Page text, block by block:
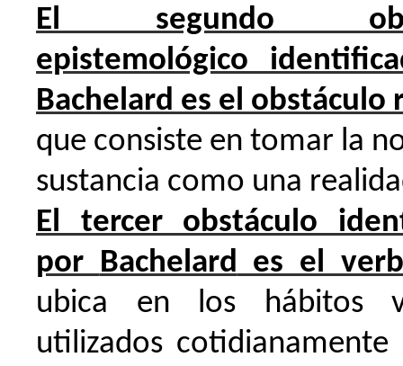
El segundo
epistemológico
Bachelard es el obstáculo
que consiste en tomar la
sustancia como una
El tercer obstáculo
por Bachelard es el
ubica en los hábitos
utilizados cotidianamente